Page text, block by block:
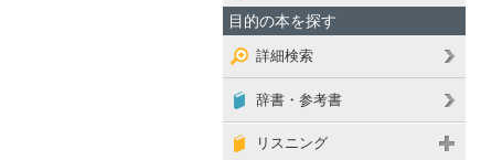
目的の本を探す
詳細検索
辞書・参考書
リスニング